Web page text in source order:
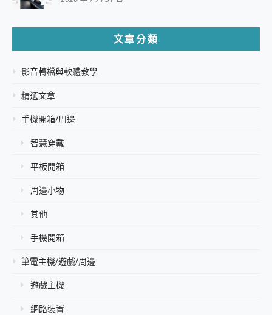
文章分類
影音轉檔與軟體教學
精選文章
手機開箱/周邊
智慧穿戴
平板開箱
周邊小物
其他
手機開箱
筆電主機/遊戲/周邊
遊戲主機
網路裝置